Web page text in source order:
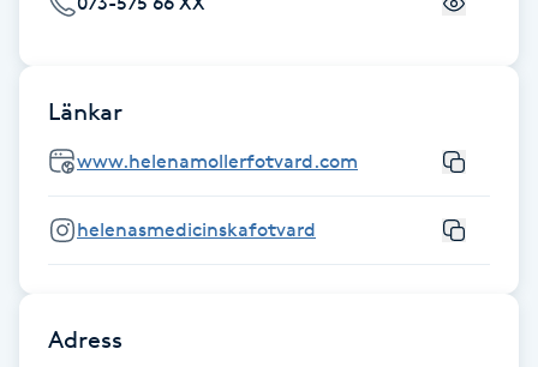
Fransk manikyr
Frekvensterapi
Friskvård
Friskvårdsmassage
Länkar
www.helenamollerfotvard.com
helenasmedicinskafotvard
Adress